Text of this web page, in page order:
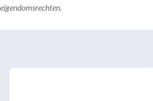
eigendomsrechten.